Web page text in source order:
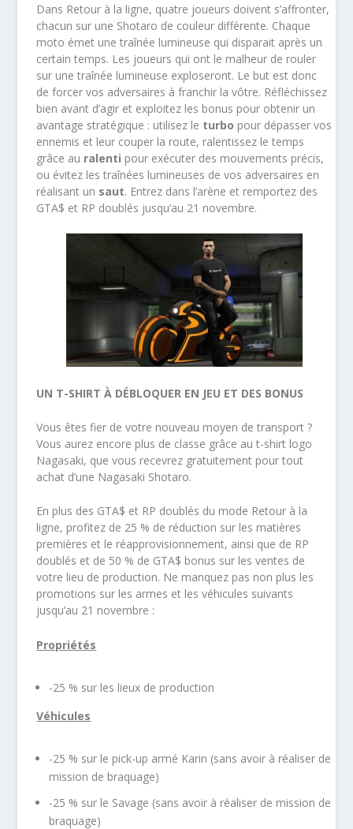
Dans Retour à la ligne, quatre joueurs doivent s’affronter,
chacun sur une Shotaro de couleur différente. Chaque
moto émet une traînée lumineuse qui disparait après un
certain temps. Les joueurs qui ont le malheur de rouler
sur une traînée lumineuse exploseront. Le but est donc
de forcer vos adversaires à franchir la vôtre. Réfléchissez
bien avant d’agir et exploitez les bonus pour obtenir un
avantage stratégique : utilisez le turbo pour dépasser vos
ennemis et leur couper la route, ralentissez le temps
grâce au ralenti pour exécuter des mouvements précis,
ou évitez les traînées lumineuses de vos adversaires en
réalisant un saut. Entrez dans l’arène et remportez des
GTA$ et RP doublés jusqu’au 21 novembre.
UN T-SHIRT À DÉBLOQUER EN JEU ET DES BONUS
Vous êtes fier de votre nouveau moyen de transport ?
Vous aurez encore plus de classe grâce au t-shirt logo
Nagasaki, que vous recevrez gratuitement pour tout
achat d’une Nagasaki Shotaro.
En plus des GTA$ et RP doublés du mode Retour à la
ligne, profitez de 25 % de réduction sur les matières
premières et le réapprovisionnement, ainsi que de RP
doublés et de 50 % de GTA$ bonus sur les ventes de
votre lieu de production. Ne manquez pas non plus les
promotions sur les armes et les véhicules suivants
jusqu’au 21 novembre :
Propriétés
-25 % sur les lieux de production
Véhicules
-25 % sur le pick-up armé Karin (sans avoir à réaliser de
mission de braquage)
-25 % sur le Savage (sans avoir à réaliser de mission de
braquage)